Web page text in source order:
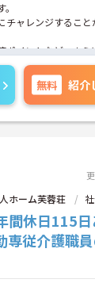
チャレンジすること
ポイントなど、さら
お気軽にご相談くだ
無料 紹介
ホーム芙蓉荘
間休日115
専従介護職